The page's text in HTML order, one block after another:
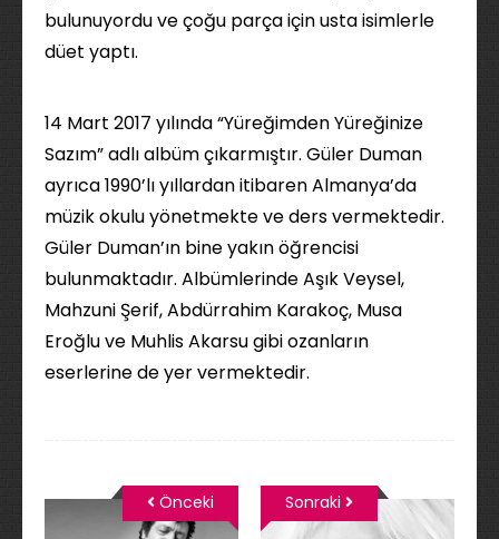
bulunuyordu ve çoğu parça için usta isimlerle
düet yaptı.
14 Mart 2017 yılında “Yüreğimden Yüreğinize
Sazım” adlı albüm çıkarmıştır. Güler Duman
ayrıca 1990’lı yıllardan itibaren Almanya’da
müzik okulu yönetmekte ve ders vermektedir.
Güler Duman’ın bine yakın öğrencisi
bulunmaktadır. Albümlerinde Aşık Veysel,
Mahzuni Şerif, Abdürrahim Karakoç, Musa
Eroğlu ve Muhlis Akarsu gibi ozanların
eserlerine de yer vermektedir.
Önceki Sonraki